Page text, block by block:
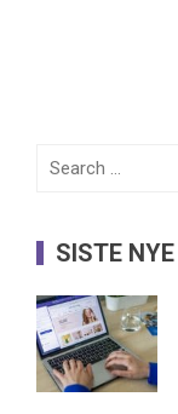
Search
SISTE NYE